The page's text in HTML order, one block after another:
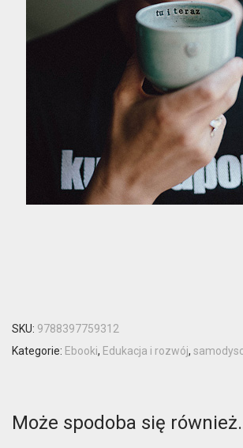
SKU: 9788397759312
Kategorie: Ebooki, Edukacja i rozwój,
Może spodoba się